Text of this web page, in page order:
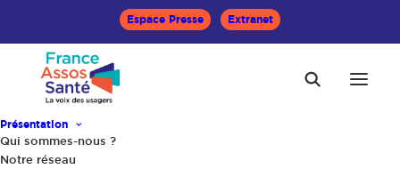
Espace Presse Extranet
Présentation
Qui sommes-nous ?
Notre réseau